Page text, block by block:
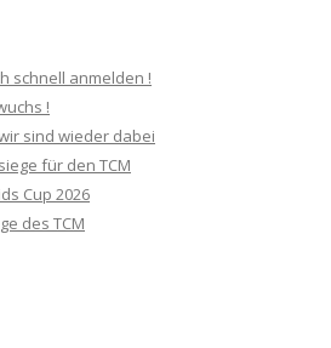
schnell anmelden !
!
sind wieder dabei
für den TCM
Cup 2026
des TCM